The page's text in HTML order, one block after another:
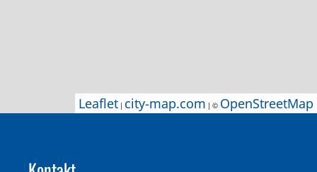
Leaflet | city-map.com | © OpenStreetMap
Leaflet | city-map.com | © OpenStreetMap